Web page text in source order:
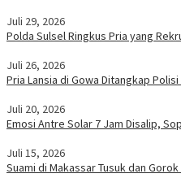
Juli 29, 2026
Polda Sulsel Ringkus Pria yang
Juli 26, 2026
Pria Lansia di Gowa Ditangkap
Juli 20, 2026
Emosi Antre Solar 7 Jam Disalip,
Juli 15, 2026
Suami di Makassar Tusuk dan